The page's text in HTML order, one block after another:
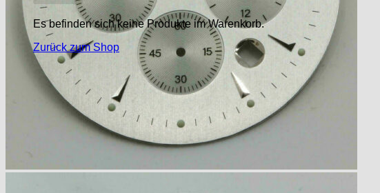
Es befinden sich keine Produkte im Warenkorb.
Zurück zum Shop